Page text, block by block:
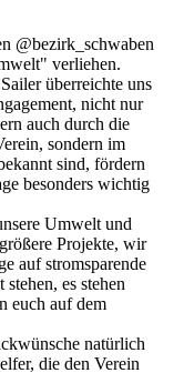
@bezirk_schwaben
verliehen.
überreichte uns
nicht nur
auch durch die
sondern im
sind, fördern
besonders wichtig
Umwelt und
Projekte, wir
auf stromsparende
es stehen
euch auf dem
natürlich
die den Verein